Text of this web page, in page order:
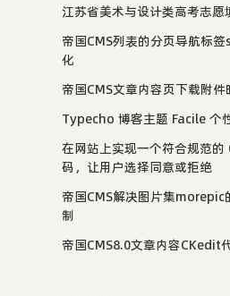
江苏省美术与设计类高考志
帝国CMS列表的分页导航标
化
帝国CMS文章内容页下载附
Typecho 博客主题 Facile 个
在网站上实现一个符合规范
码，让用户选择同意或拒绝
帝国CMS解决图片集morepic
制
帝国CMS8.0文章内容CKedit